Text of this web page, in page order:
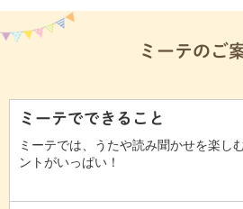
ミーテのご
ミーテでできること
ミーテでは、うたや読み聞かせを楽し
ントがいっぱい！